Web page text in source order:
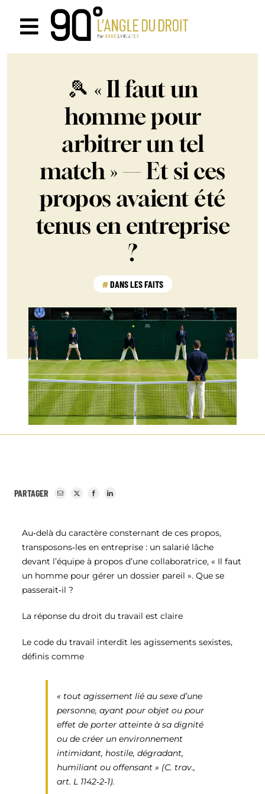
contenuNavigation
bascule🎾 « Il faut un
homme pour
arbitrer un tel
match » — Et si ces
propos avaient été
tenus en entreprise
?
DANS LES FAITS
PARTAGER
Au‑delà du caractère consternant de ces propos,
transposons‑les en entreprise : un salarié lâche
devant l’équipe à propos d’une collaboratrice, « Il faut
un homme pour gérer un dossier pareil ». Que se
passerait‑il ?
La réponse du droit du travail est claire
Le code du travail interdit les agissements sexistes,
définis comme
« tout agissement lié au sexe d’une
personne, ayant pour objet ou pour
effet de porter atteinte à sa dignité
ou de créer un environnement
intimidant, hostile, dégradant,
humiliant ou offensant » (C. trav.,
art. L 1142‑2‑1).